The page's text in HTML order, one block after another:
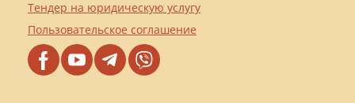
Тендер на юридическую услугу
Пользовательское соглашение